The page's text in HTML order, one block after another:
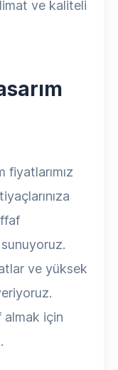
ve kaliteli
fiyatlarımız
ve yüksek
almak için